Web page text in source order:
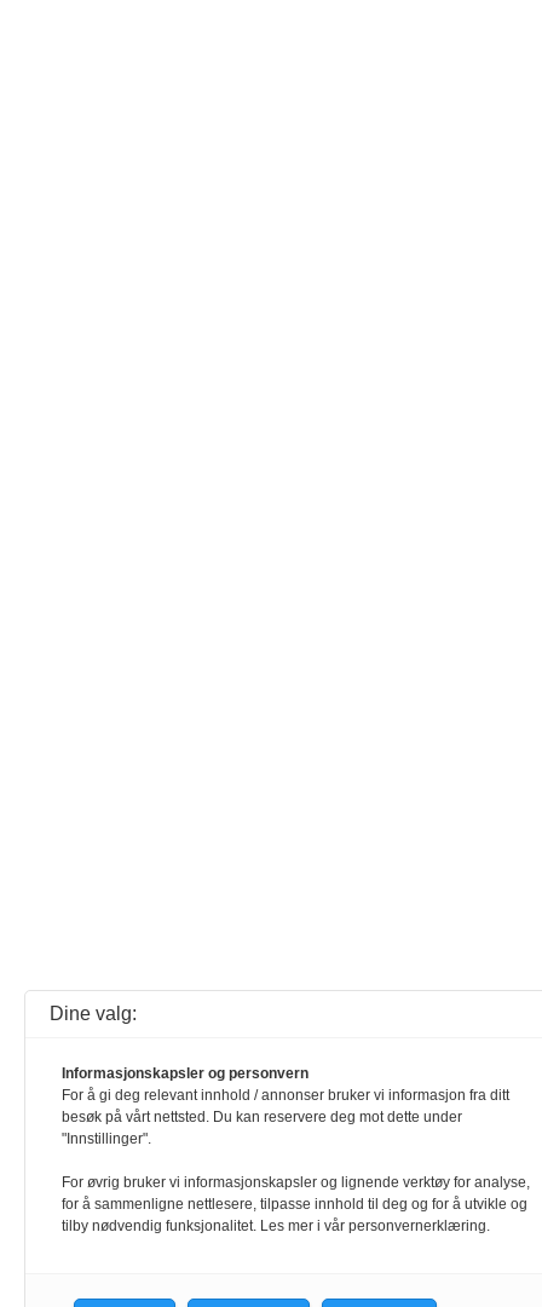
Dine valg:
Informasjonskapsler og personvern
For å gi deg relevant innhold / annonser bruker vi informasjon fra ditt
besøk på vårt nettsted. Du kan reservere deg mot dette under
"Innstillinger".
For øvrig bruker vi informasjonskapsler og lignende verktøy for analyse,
for å sammenligne nettlesere, tilpasse innhold til deg og for å utvikle og
tilby nødvendig funksjonalitet. Les mer i vår personvernerklæring.